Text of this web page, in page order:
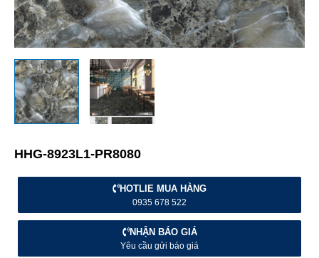
HHG-8923L1-PR8080
HOTLIE MUA HÀNG
0935 678 522
NHẬN BÁO GIÁ
Yêu cầu gửi báo giá